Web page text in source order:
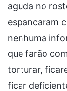
aguda no
espancaram
nenhuma
que farão
torturar,
ficar